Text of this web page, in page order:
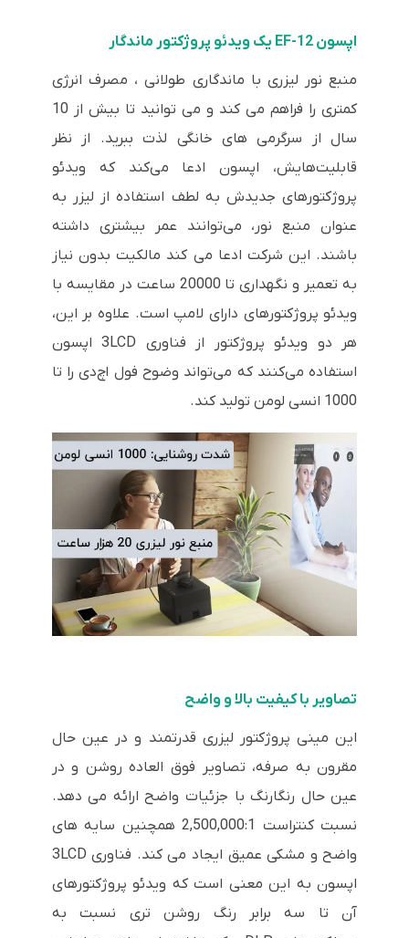
اپسون EF-12 یک ویدئو پروژکتور ماندگار
منبع نور لیزری با ماندگاری طولانی ، مصرف انرژی
کمتری را فراهم می کند و می توانید تا بیش از 10
سال از سرگرمی های خانگی لذت ببرید. از نظر
قابلیت‌هایش، اپسون ادعا می‌کند که ویدئو
پروژکتورهای جدیدش به لطف استفاده از لیزر به
عنوان منبع نور، می‌توانند عمر بیشتری داشته
باشند. این شرکت ادعا می کند مالکیت بدون نیاز
به تعمیر و نگهداری تا 20000 ساعت در مقایسه با
ویدئو پروژکتورهای دارای لامپ است. علاوه بر این،
هر دو ویدئو پروژکتور از فناوری 3LCD اپسون
استفاده می‌کنند که می‌تواند وضوح فول اچ‌دی را تا
1000 انسی لومن تولید کند.
تصاویر با کیفیت بالا و واضح
این مینی پروژکتور لیزری قدرتمند و در عین حال
مقرون به صرفه، تصاویر فوق العاده روشن و در
عین حال رنگارنگ با جزئیات واضح ارائه می دهد.
نسبت کنتراست 2,500,000:1 همچنین سایه های
واضح و مشکی عمیق ایجاد می کند. فناوری 3LCD
اپسون به این معنی است که ویدئو پروژکتورهای
آن تا سه برابر رنگ روشن تری نسبت به